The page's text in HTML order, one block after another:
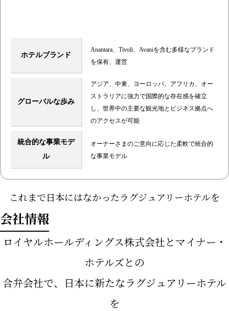
ホテルブランド
Anantara、Tivoli、Avaniを含む多様なブランド
を保有、運営
グローバルな歩み
アジア、中東、ヨーロッパ、アフリカ、オー
ストラリアに強力で国際的な存在感を確立
し、世界中の主要な観光地とビジネス拠点へ
のアクセスが可能
統合的な事業モデ
ル
オーナーさまのご意向に応じた柔軟で統合的
な事業モデル
これまで日本にはなかったラグジュアリーホテルを
会社情報
ロイヤルホールディングス株式会社とマイナー・
ホテルズとの
合弁会社で、日本に新たなラグジュアリーホテル
を